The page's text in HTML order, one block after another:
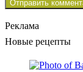
Реклама
Новые рецепты